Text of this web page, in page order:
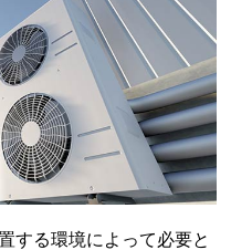
する環境によって必要と